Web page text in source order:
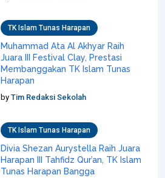
TK Islam Tunas Harapan
Muhammad Ata Al Akhyar Raih
Juara III Festival Clay, Prestasi
Membanggakan TK Islam Tunas
Harapan
byTim Redaksi Sekolah
TK Islam Tunas Harapan
Divia Shezan Aurystella Raih Juara
Harapan III Tahfidz Qur’an, TK Islam
Tunas Harapan Bangga